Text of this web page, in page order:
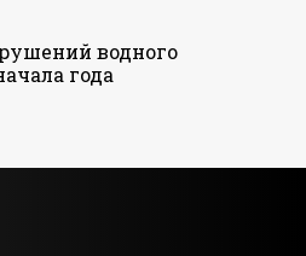
водного
года